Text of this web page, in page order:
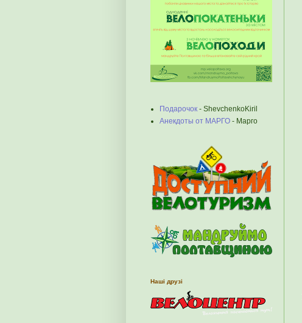
Подарочок - ShevchenkoKiril
Анекдоты от МАРГО - Марго
Наші друзі